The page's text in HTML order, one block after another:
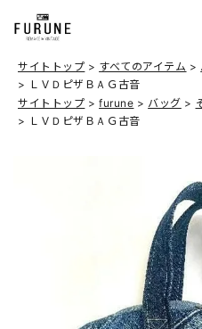
サイトトップ すべてのアイテム
ＬＶＤピザＢＡＧ古音
サイトトップ
furune バッグ
ＬＶＤピザＢＡＧ古音